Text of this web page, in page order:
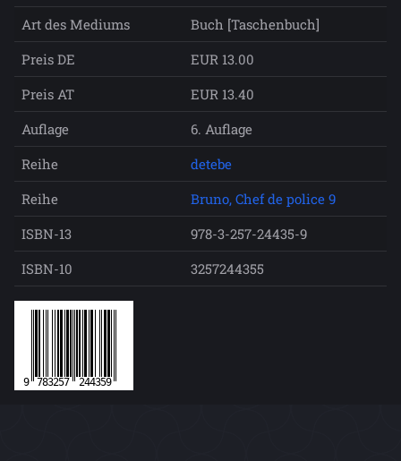
Art des Mediums
Buch [Taschenbuch]
Preis DE
EUR 13.00
Preis AT
EUR 13.40
Auflage
6. Auflage
Reihe
detebe
Reihe
Bruno, Chef de police 9
ISBN-13
978-3-257-24435-9
ISBN-10
3257244355